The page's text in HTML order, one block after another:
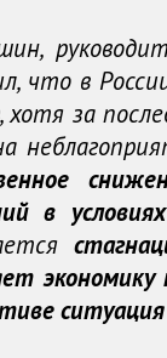
что в
хотя за
в